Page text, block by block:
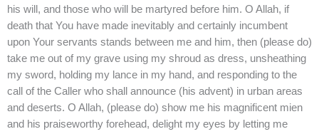
his will, and those who will be martyred before him. O Allah, if
death that You have made inevitably and certainly incumbent
upon Your servants stands between me and him, then (please do)
take me out of my grave using my shroud as dress, unsheathing
my sword, holding my lance in my hand, and responding to the
call of the Caller who shall announce (his advent) in urban areas
and deserts. O Allah, (please do) show me his magnificent mien
and his praiseworthy forehead, delight my eyes by letting me